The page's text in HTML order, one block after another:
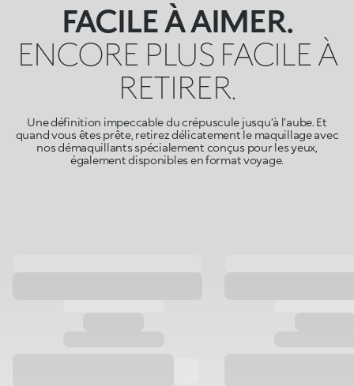
FACILE À AIMER.
ENCORE PLUS FACILE À
RETIRER.
Une définition impeccable du crépuscule jusqu’à l’aube. Et
quand vous êtes prête, retirez délicatement le maquillage avec
nos démaquillants spécialement conçus pour les yeux,
également disponibles en format voyage.